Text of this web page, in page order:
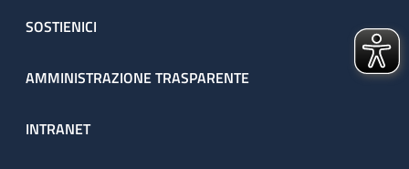
SOSTIENICI
AMMINISTRAZIONE TRASPARENTE
INTRANET